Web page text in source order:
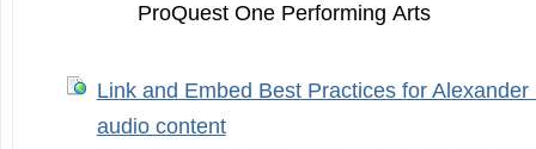
ProQuest One Performing Arts
Link and Embed Best Practices for
audio content